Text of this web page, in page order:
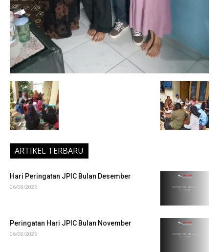
ARTIKEL TERBARU
Hari Peringatan JPIC Bulan Desember
06/08/2026
Peringatan Hari JPIC Bulan November
06/08/2026